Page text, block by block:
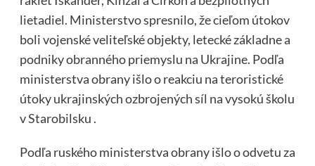
lietadiel. Ministerstvo spresnilo, že cieľom útokov
boli vojenské veliteľské objekty, letecké základne a
podniky obranného priemyslu na Ukrajine. Podľa
ministerstva obrany išlo o reakciu na teroristické
útoky ukrajinských ozbrojených síl na vysokú školu
v Starobilsku .
Podľa ruského ministerstva obrany išlo o odvetu za